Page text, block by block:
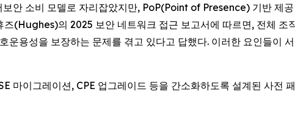
안 소비 모델로 자리잡았지만, PoP(Point of Presence) 기반 제
즈(Hughes)의 2025 보안 네트워크 접근 보고서에 따르면, 전체
운용성을 보장하는 문제를 겪고 있다고 답했다. 이러한 요인들이
마이그레이션, CPE 업그레이드 등을 간소화하도록 설계된 사전